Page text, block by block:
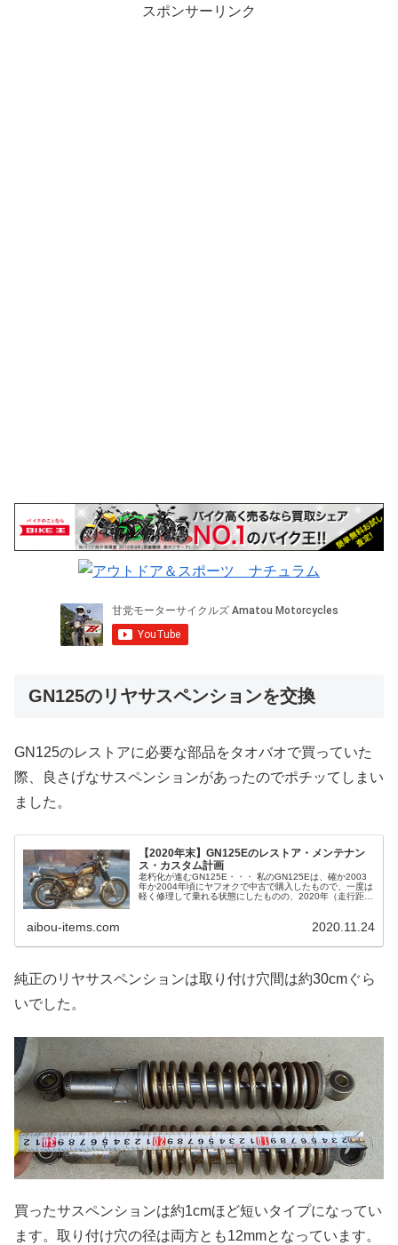
スポンサーリンク
GN125のリヤサスペンションを交換
GN125のレストアに必要な部品をタオバオで買っていた
際、良さげなサスペンションがあったのでポチッてしまい
ました。
【2020年末】GN125Eのレストア・メンテナン
ス・カスタム計画
老朽化が進むGN125E・・・ 私のGN125Eは、確か2003
年か2004年頃にヤフオクで中古で購入したもので、一度は
軽く修理して乗れる状態にしたものの、2020年（走行距離
aibou-items.com 2020.11.24
純正のリヤサスペンションは取り付け穴間は約30cmぐら
いでした。
買ったサスペンションは約1cmほど短いタイプになってい
ます。取り付け穴の径は両方とも12mmとなっています。